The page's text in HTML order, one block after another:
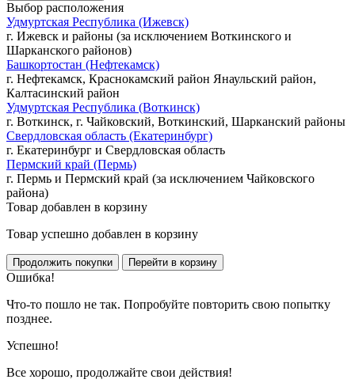
Выбор расположения
Удмуртская Республика (Ижевск)
г. Ижевск и районы (за исключением Воткинского и
Шарканского районов)
Башкортостан (Нефтекамск)
г. Нефтекамск, Краснокамский район Янаульский район,
Калтасинский район
Удмуртская Республика (Воткинск)
г. Воткинск, г. Чайковский, Воткинский, Шарканский районы
Свердловская область (Екатеринбург)
г. Екатеринбург и Свердловская область
Пермский край (Пермь)
г. Пермь и Пермский край (за исключением Чайковского
района)
Товар добавлен в корзину
Товар успешно добавлен в корзину
Ошибка!
Что-то пошло не так. Попробуйте повторить свою попытку
позднее.
Успешно!
Все хорошо, продолжайте свои действия!